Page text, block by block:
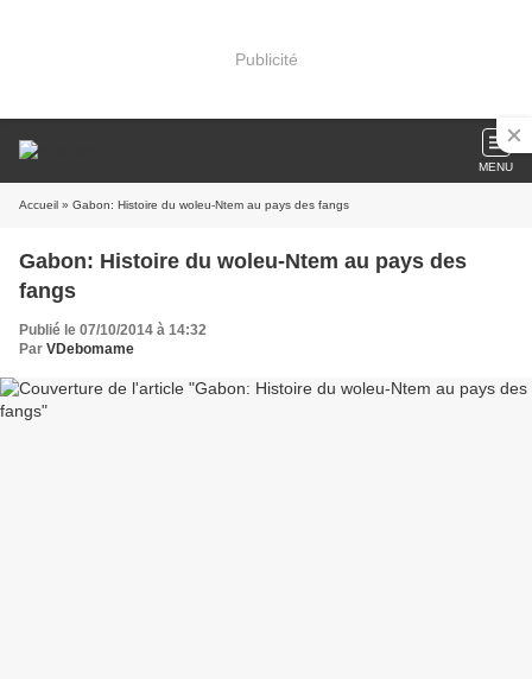
Publicité
MENU
Accueil » Gabon: Histoire du woleu-Ntem au pays des fangs
Gabon: Histoire du woleu-Ntem au pays des
fangs
Publié le 07/10/2014 à 14:32
Par VDebomame